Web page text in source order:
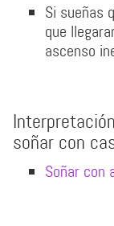
Si sueñas
que
ascenso
soñar con
Soñar con